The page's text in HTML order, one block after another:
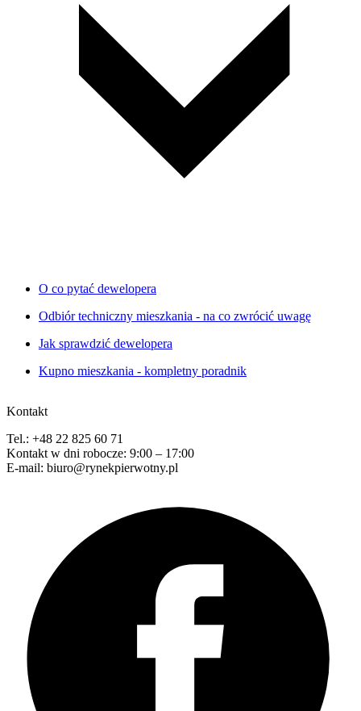
O co pytać dewelopera
Odbiór techniczny mieszkania - na co zwrócić uwagę
Jak sprawdzić dewelopera
Kupno mieszkania - kompletny poradnik
Kontakt
Tel.: +48 22 825 60 71
Kontakt w dni robocze: 9:00 – 17:00
E-mail: biuro@rynekpierwotny.pl